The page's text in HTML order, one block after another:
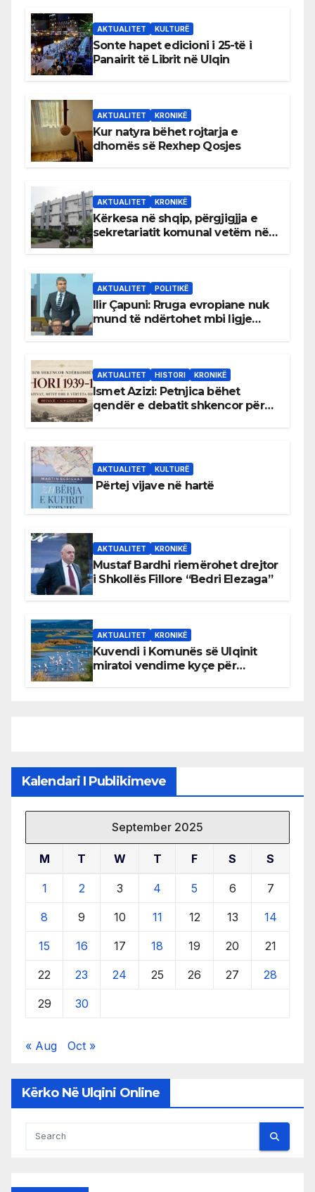
AKTUALITET KULTURË
Sonte hapet edicioni i 25-të i
Panairit të Librit në Ulqin
AKTUALITET KRONIKË
Kur natyra bëhet rojtarja e
dhomës së Rexhep Qosjes
AKTUALITET KRONIKË
Kërkesa në shqip, përgjigjja e
sekretariatit komunal vetëm në
AKTUALITET POLITIKË
Ilir Çapuni: Rruga evropiane nuk
mund të ndërtohet mbi ligje
AKTUALITET HISTORI KRONIKË
Ismet Azizi: Petnjica bëhet
qendër e debatit shkencor për
AKTUALITET KULTURË
Përtej vijave në hartë
AKTUALITET KRONIKË
Mustaf Bardhi riemërohet drejtor
i Shkollës Fillore “Bedri Elezaga”
AKTUALITET KRONIKË
Kuvendi i Komunës së Ulqinit
miratoi vendime kyçe për
Kalendari I Publikimeve
September 2025
M T W T F S S
1 2 3 4 5 6 7
8 9 10 11 12 13 14
15 16 17 18 19 20 21
22 23 24 25 26 27 28
29 30
« Aug Oct »
Kërko Në Ulqini Online